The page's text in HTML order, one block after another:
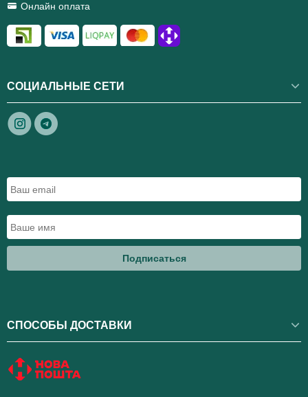
Онлайн оплата
СОЦИАЛЬНЫЕ СЕТИ
Подписаться
СПОСОБЫ ДОСТАВКИ